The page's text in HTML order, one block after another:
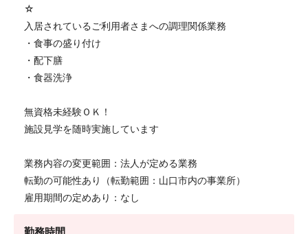
☆
入居されているご利用者さまへの調理関係業務
・食事の盛り付け
・配下膳
・食器洗浄
無資格未経験ＯＫ！
施設見学を随時実施しています
業務内容の変更範囲：法人が定める業務
転勤の可能性あり（転勤範囲：山口市内の事業所）
雇用期間の定めあり：なし